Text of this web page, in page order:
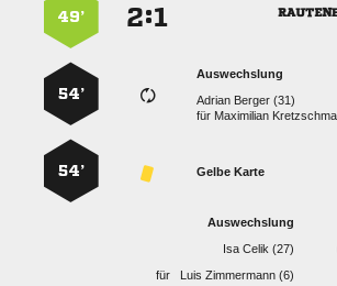
:
49’
Auswechslung
  
für 
54’
Gelbe Karte
54’
Auswechslung
  
für
  